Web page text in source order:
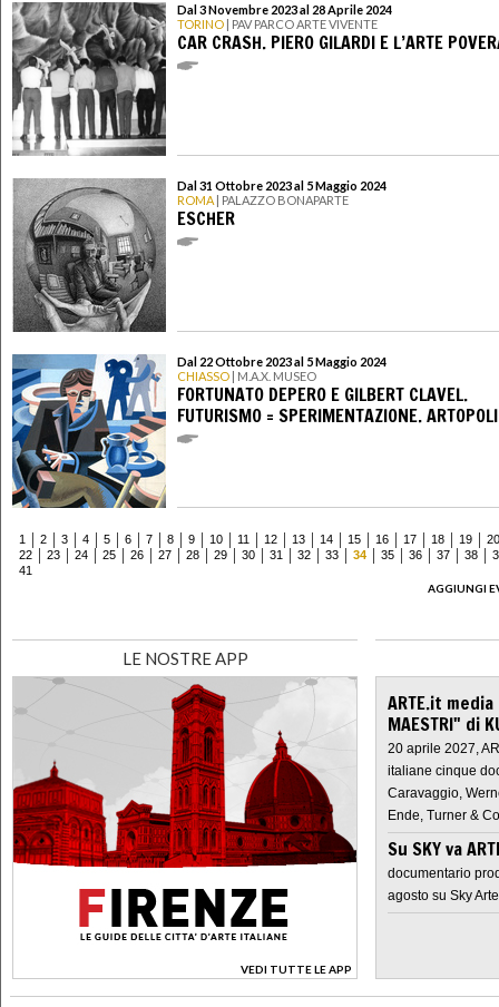
Dal 3 Novembre 2023 al 28 Aprile 2024
TORINO | PAV PARCO ARTE VIVENTE
CAR CRASH. PIERO GILARDI E L’ARTE
Dal 31 Ottobre 2023 al 5 Maggio 2024
ROMA | PALAZZO BONAPARTE
ESCHER
Dal 22 Ottobre 2023 al 5 Maggio 2024
CHIASSO | M.A.X. MUSEO
FORTUNATO DEPERO E GILBERT CLAVEL.
FUTURISMO = SPERIMENTAZIONE. ARTOPOLI
1 2 3 4 5 6 7 8 9 10 11 12 13 14 15 16 17 18 19
20
22
23 24 25 26 27 28 29 30 31 32 33 34 35 36 37 38
41
AGGIUNGI
LE NOSTRE APP
VEDI TUTTE LE APP
>
ARTE.it
MAESTRI" di
20 aprile 2027,
italiane cinque
Caravaggio,
Ende, Turner &
Su SKY va
documentario
agosto su Sky Arte